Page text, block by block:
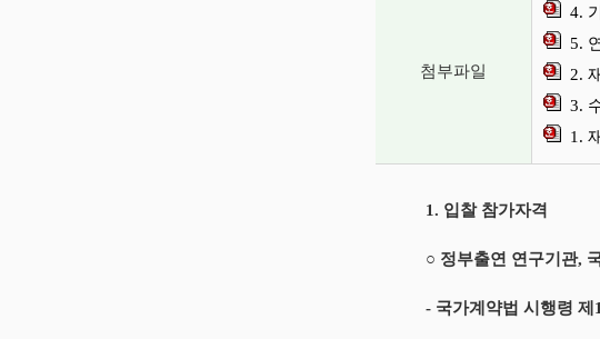
첨부파일
4.
5.
2.
3.
1.
1. 입찰 참가자격
○ 정부출연 연구기관,
- 국가계약법 시행령